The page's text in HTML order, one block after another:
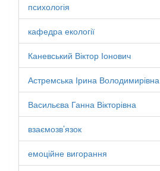
психологія
кафедра екології
Каневський Віктор Іонович
Астремська Ірина Володимирівна
Васильєва Ганна Вікторівна
взаємозв’язок
емоційне вигорання